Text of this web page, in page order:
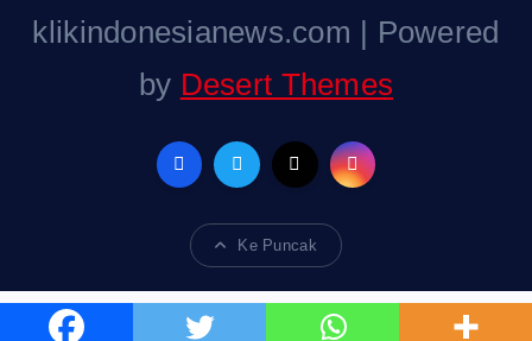
klikindonesianews.com | Powered
by Desert Themes
Ke Puncak